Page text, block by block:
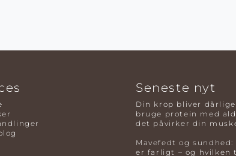
Seneste nyt
Din krop bliver
bruge protein med
det påvirker din
Mavefedt og
er farligt – og hvilken